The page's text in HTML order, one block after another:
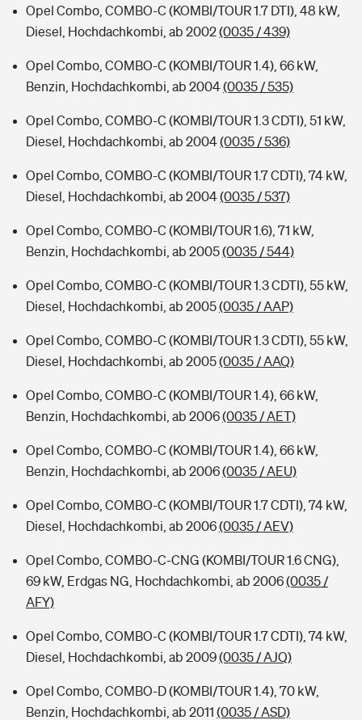
Kinderunfall-Check: Mehr Sicherheit für deine Kids
Sie haben Fragen?
Opel Combo, COMBO-C (KOMBI/TOUR 1.7 DTI), 48 kW,
Diesel, Hochdachkombi, ab 2002(0035 / 439)
Opel Combo, COMBO-C (KOMBI/TOUR 1.4), 66 kW,
Benzin, Hochdachkombi, ab 2004(0035 / 535)
Opel Combo, COMBO-C (KOMBI/TOUR 1.3 CDTI), 51 kW,
Diesel, Hochdachkombi, ab 2004(0035 / 536)
Opel Combo, COMBO-C (KOMBI/TOUR 1.7 CDTI), 74 kW,
Diesel, Hochdachkombi, ab 2004(0035 / 537)
Opel Combo, COMBO-C (KOMBI/TOUR 1.6), 71 kW,
Benzin, Hochdachkombi, ab 2005(0035 / 544)
Opel Combo, COMBO-C (KOMBI/TOUR 1.3 CDTI), 55 kW,
Diesel, Hochdachkombi, ab 2005(0035 / AAP)
Opel Combo, COMBO-C (KOMBI/TOUR 1.3 CDTI), 55 kW,
Diesel, Hochdachkombi, ab 2005(0035 / AAQ)
Opel Combo, COMBO-C (KOMBI/TOUR 1.4), 66 kW,
Benzin, Hochdachkombi, ab 2006(0035 / AET)
Opel Combo, COMBO-C (KOMBI/TOUR 1.4), 66 kW,
Benzin, Hochdachkombi, ab 2006(0035 / AEU)
Opel Combo, COMBO-C (KOMBI/TOUR 1.7 CDTI), 74 kW,
Diesel, Hochdachkombi, ab 2006(0035 / AEV)
Opel Combo, COMBO-C-CNG (KOMBI/TOUR 1.6 CNG),
69 kW, Erdgas NG, Hochdachkombi, ab 2006(0035 /
AFY)
Opel Combo, COMBO-C (KOMBI/TOUR 1.7 CDTI), 74 kW,
Diesel, Hochdachkombi, ab 2009(0035 / AJQ)
Opel Combo, COMBO-D (KOMBI/TOUR 1.4), 70 kW,
Benzin, Hochdachkombi, ab 2011 (0035 / ASD)